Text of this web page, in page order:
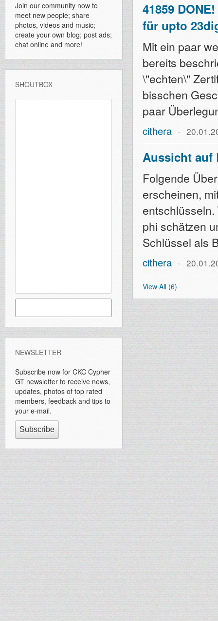
Join our community now to
meet new people; share
photos, videos and music;
create your own blog; post ads;
chat online and more!
SHOUTBOX
NEWSLETTER
Subscribe now for CKC Cypher
GT newsletter to receive news,
updates, photos of top rated
members, feedback and tips to
your e-mail.
41859
für upto
Mit ein paar
bereits
\"echten\"
bisschen
paar
cithera
Aussicht auf
Folgende
erscheinen,
phi schätzen
Schlüssel als
cithera
View All (6)